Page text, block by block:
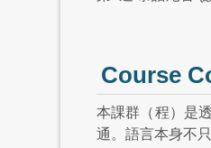
Course
本課群（程）是
通。語言本身不